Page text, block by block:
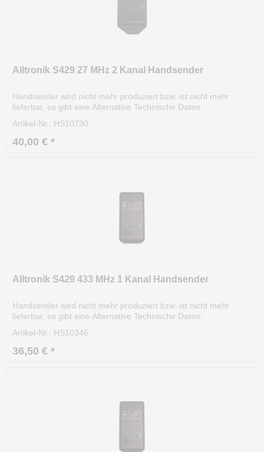
Alltronik S429 27 MHz 2 Kanal Handsender
Handsender wird nicht mehr produziert bzw. ist nicht mehr
lieferbar, es gibt eine Alternative Technische Daten:
Codierung:DIP-Schalter Gehäusefarbe: schwarz Tastenfarbe:
schwarz Größe: 60 x 32 x 13 mm Unsere alte Artikelnummer:
2517
Artikel-Nr.: HS10730
40,00 € *
Alltronik S429 433 MHz 1 Kanal Handsender
Handsender wird nicht mehr produziert bzw. ist nicht mehr
lieferbar, es gibt eine Alternative Technische Daten:
Codierung:DIP-Schalter Gehäusefarbe: grau Tastenfarbe: grau
Größe: 105 x 60 x 30 mm Unsere alte Artikelnummer: 2490
Artikel-Nr.: HS10346
36,50 € *